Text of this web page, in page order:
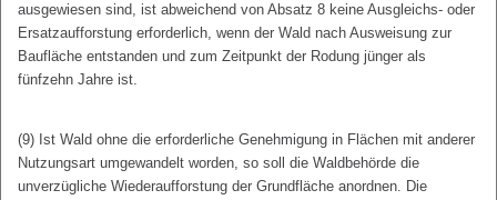
ausgewiesen sind, ist abweichend von Absatz 8 keine Ausgleichs- oder
Ersatzaufforstung erforderlich, wenn der Wald nach Ausweisung zur
Baufläche entstanden und zum Zeitpunkt der Rodung jünger als
fünfzehn Jahre ist.
(9) Ist Wald ohne die erforderliche Genehmigung in Flächen mit anderer
Nutzungsart umgewandelt worden, so soll die Waldbehörde die
unverzügliche Wiederaufforstung der Grundfläche anordnen. Die